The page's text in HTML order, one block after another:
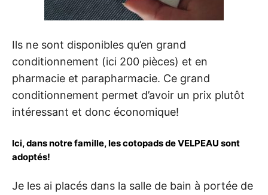
Ils ne sont disponibles qu’en grand
conditionnement (ici 200 pièces) et en
pharmacie et parapharmacie. Ce grand
conditionnement permet d’avoir un prix plutôt
intéressant et donc économique!
Ici, dans notre famille, les cotopads de VELPEAU sont
adoptés!
Je les ai placés dans la salle de bain à portée de